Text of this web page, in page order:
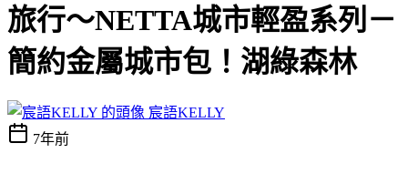
旅行～NETTA城市輕盈系列－
簡約金屬城市包！湖綠森林
宸語KELLY
7年前